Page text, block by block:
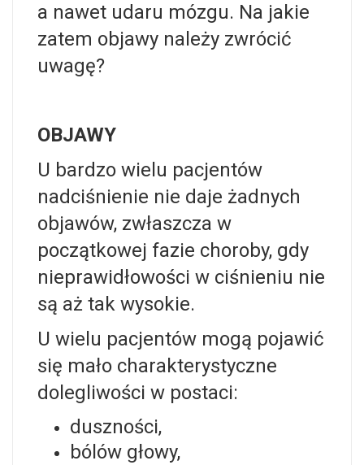
a nawet udaru mózgu. Na jakie
zatem objawy należy zwrócić
uwagę?
OBJAWY
U bardzo wielu pacjentów
nadciśnienie nie daje żadnych
objawów, zwłaszcza w
początkowej fazie choroby, gdy
nieprawidłowości w ciśnieniu nie
są aż tak wysokie.
U wielu pacjentów mogą pojawić
się mało charakterystyczne
dolegliwości w postaci:
duszności,
bólów głowy,